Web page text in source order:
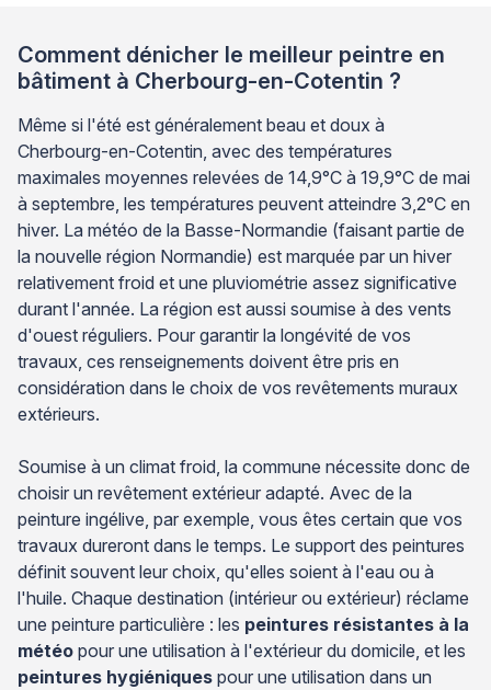
Comment dénicher le meilleur peintre en
bâtiment à Cherbourg-en-Cotentin ?
Même si l'été est généralement beau et doux à
Cherbourg-en-Cotentin, avec des températures
maximales moyennes relevées de 14,9°C à 19,9°C de mai
à septembre, les températures peuvent atteindre 3,2°C en
hiver. La météo de la Basse-Normandie (faisant partie de
la nouvelle région Normandie) est marquée par un hiver
relativement froid et une pluviométrie assez significative
durant l'année. La région est aussi soumise à des vents
d'ouest réguliers. Pour garantir la longévité de vos
travaux, ces renseignements doivent être pris en
considération dans le choix de vos revêtements muraux
extérieurs.
Soumise à un climat froid, la commune nécessite donc de
choisir un revêtement extérieur adapté. Avec de la
peinture ingélive, par exemple, vous êtes certain que vos
travaux dureront dans le temps. Le support des peintures
définit souvent leur choix, qu'elles soient à l'eau ou à
l'huile. Chaque destination (intérieur ou extérieur) réclame
une peinture particulière : les peintures résistantes à la
météo pour une utilisation à l'extérieur du domicile, et les
peintures hygiéniques pour une utilisation dans un